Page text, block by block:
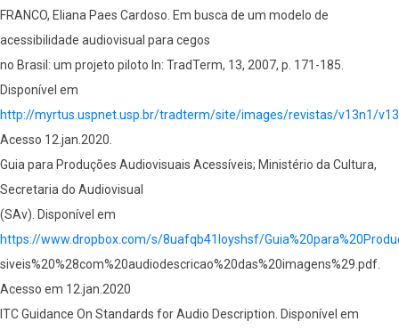
FRANCO, Eliana Paes Cardoso. Em busca de um modelo de
acessibilidade audiovisual para cegos
no Brasil: um projeto piloto In: TradTerm, 13, 2007, p. 171-185.
Disponível em
http://myrtus.uspnet.usp.br/tradterm/site/images/revistas/v13n1/
Acesso 12.jan.2020.
Guia para Produções Audiovisuais Acessíveis; Ministério da Cultura,
Secretaria do Audiovisual
(SAv). Disponível em
https://www.dropbox.com/s/8uafqb41loyshsf/
siveis%20%28com%20audiodescricao%20das%20imagens%29.pdf.
Acesso em 12.jan.2020
ITC Guidance On Standards for Audio Description. Disponível em